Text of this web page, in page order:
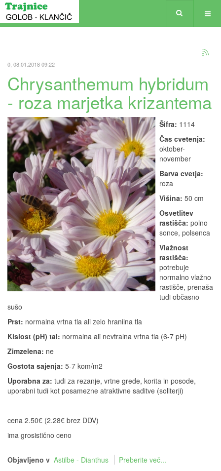
0, 08.01.2018 09:22
Chrysanthemum hybridum
- roza marjetka krizantema
Šifra: 1114
Čas cvetenja:
oktober-
november
Barva cvetja:
roza
Višina: 50 cm
Osvetlitev
rastišča: polno
sonce, polsenca
Vlažnost
rastišča:
potrebuje
normalno vlažno
rastišče, prenaša
tudi občasno
sušo
Prst: normalna vrtna tla ali zelo hranilna tla
Kislost (pH) tal: normalna ali nevtralna vrtna tla (6-7 pH)
Zimzelena: ne
Gostota sajenja: 5-7 kom/m2
Uporabna za: tudi za rezanje, vrtne grede, korita in posode,
uporabni tudi kot posamezne atraktivne saditve (soliterji)
cena 2.50€ (2.28€ brez DDV)
ima grosistično ceno
Objavljeno v Astilbe - Dianthus Preberite več...